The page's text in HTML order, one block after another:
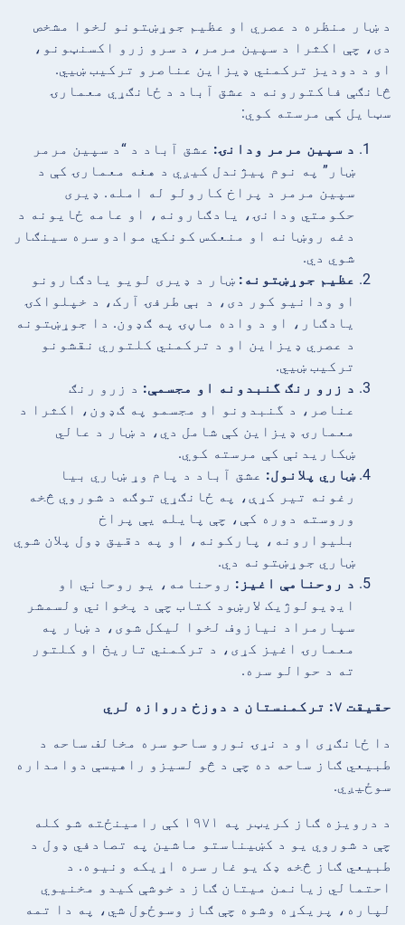
د ښار منظره د عصري او عظیم جوړښتونو لخوا مشخص
دی، چې اکثرا د سپین مرمر، د سرو زرو اکسنټونو،
او د دودیز ترکمني ډیزاین عناصرو ترکیب ښیي.
څانګې فاکتورونه د عشق آباد د ځانګړي معمارۍ
سټایل کې مرسته کوي:
د سپین مرمر ودانۍ: عشق آباد د “د سپین مرمر
ښار” په نوم پیژندل کیږي د هغه معمارۍ کې د
سپین مرمر د پراخ کارولو له امله. ډیری
حکومتي ودانۍ، یادګارونه، او عامه ځایونه د
دغه روښانه او منعکس کونکي موادو سره سینګار
شوي دي.
عظیم جوړښتونه: ښار د ډیری لویو یادګارونو
او ودانیو کور دی، د بې طرفۍ آرک، د خپلواکۍ
یادګار، او د واده ماڼۍ په ګډون. دا جوړښتونه
د عصري ډیزاین او د ترکمني کلتوري نقشونو
ترکیب ښیي.
د زرو رنګ گنبدونه او مجسمې: د زرو رنګ
عناصر، د گنبدونو او مجسمو په ګډون، اکثرا د
معمارۍ ډیزاین کې شامل دي، د ښار د عالي
ښکاریدنې کې مرسته کوي.
ښاري پلانول: عشق آباد د پام وړ ښاري بیا
رغونه تیر کړې، په ځانګړي توګه د شوروي څخه
وروسته دوره کې، چې پایله یې پراخ
بلیوارونه، پارکونه، او په دقیق ډول پلان شوي
ښاري جوړښتونه دي.
د روحنامې اغیز: روحنامه، یو روحاني او
ایډیولوژیک لارښود کتاب چې د پخواني ولسمشر
سپارمراد نیازوف لخوا لیکل شوی، د ښار په
معمارۍ اغیز کړی، د ترکمني تاریخ او کلتور
ته د حوالو سره.
حقیقت ۷: ترکمنستان د دوزخ دروازه لري
دا ځانګړی او د نړۍ نورو ساحو سره مخالف ساحه د
طبیعي ګاز ساحه ده چې د څو لسیزو راهیسې دوامداره
سوځیږي.
د درویزه ګاز کریټر په ۱۹۷۱ کې رامینځته شو کله
چې د شوروي یو د کښیناستو ماشین په تصادفي ډول د
طبیعي ګاز څخه ډک یو غار سره اړیکه ونیوه. د
احتمالي زیانمن میتان ګاز د خوشې کیدو مخنیوي
لپاره، پریکړه وشوه چې ګاز وسوځول شي، په دا تمه